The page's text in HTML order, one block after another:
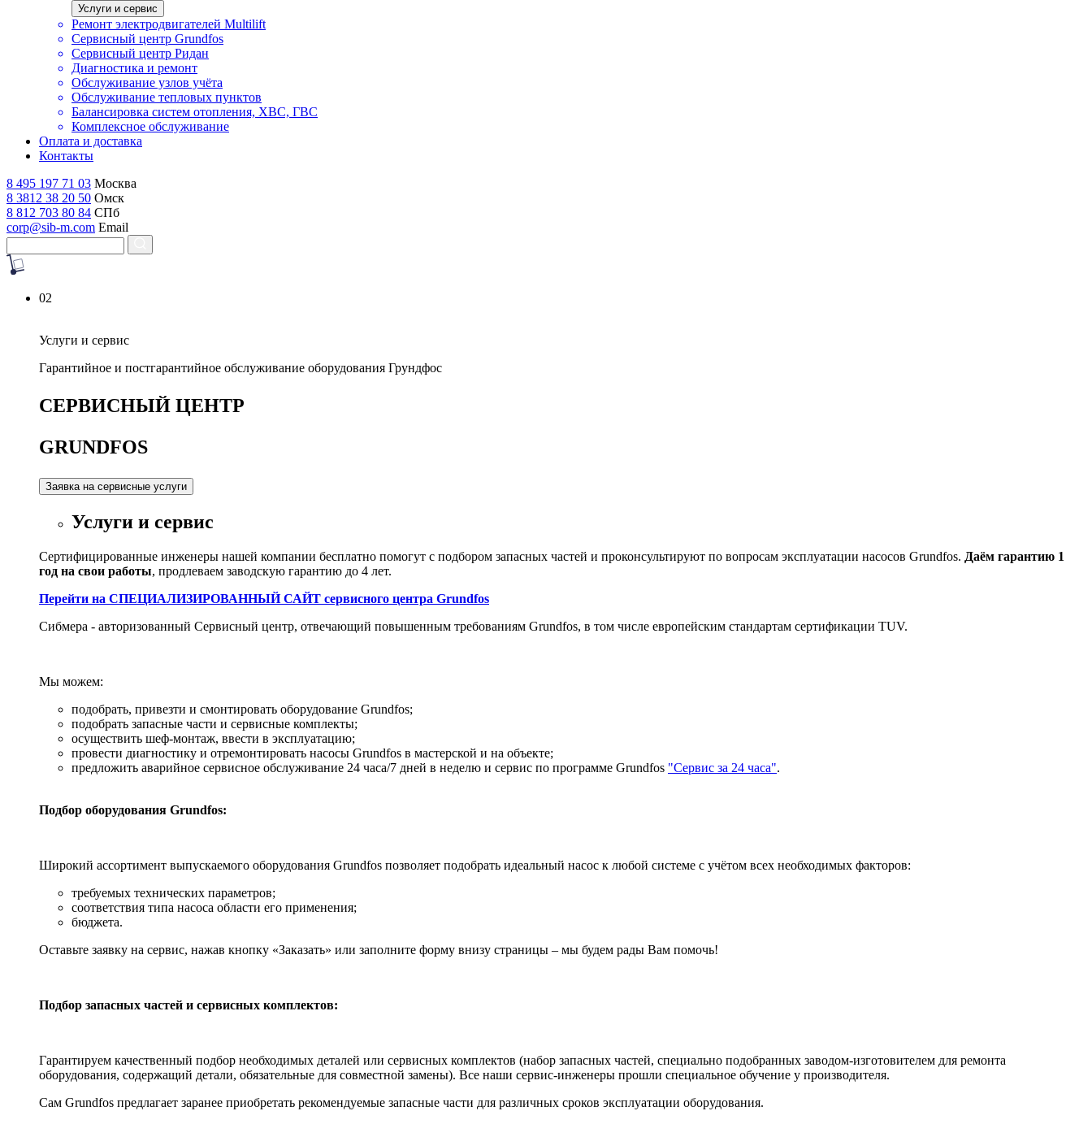
Услуги и сервис
Ремонт электродвигателей Multilift
Сервисный центр Grundfos
Сервисный центр Ридан
Диагностика и ремонт
Обслуживание узлов учёта
Обслуживание тепловых пунктов
Балансировка систем отопления, ХВС, ГВС
Комплексное обслуживание
Оплата и доставка
Контакты
8 495 197 71 03 Москва
8 3812 38 20 50 Омск
8 812 703 80 84 СПб
corp@sib-m.com Email
02
Услуги и сервис
Гарантийное и постгарантийное обслуживание оборудования Грундфос
СЕРВИСНЫЙ ЦЕНТР
GRUNDFOS
Заявка на сервисные услуги
Услуги и сервис
Сертифицированные инженеры нашей компании бесплатно помогут с подбором запасных частей и проконсультируют по вопросам эксплуатации насосов Grundfos. Даём гарантию 1
год на свои работы, продлеваем заводскую гарантию до 4 лет.
Перейти на СПЕЦИАЛИЗИРОВАННЫЙ САЙТ сервисного центра Grundfos
Сибмера - авторизованный Сервисный центр, отвечающий повышенным требованиям Grundfos, в том числе европейским стандартам сертификации TUV.
Мы можем:
подобрать, привезти и смонтировать оборудование Grundfos;
подобрать запасные части и сервисные комплекты;
осуществить шеф-монтаж, ввести в эксплуатацию;
провести диагностику и отремонтировать насосы Grundfos в мастерской и на объекте;
предложить аварийное сервисное обслуживание 24 часа/7 дней в неделю и сервис по программе Grundfos "Сервис за 24 часа".
Подбор оборудования Grundfos:
Широкий ассортимент выпускаемого оборудования Grundfos позволяет подобрать идеальный насос к любой системе с учётом всех необходимых факторов:
требуемых технических параметров;
соответствия типа насоса области его применения;
бюджета.
Оставьте заявку на сервис, нажав кнопку «Заказать» или заполните форму внизу страницы – мы будем рады Вам помочь!
Подбор запасных частей и сервисных комплектов:
Гарантируем качественный подбор необходимых деталей или сервисных комплектов (набор запасных частей, специально подобранных заводом-изготовителем для ремонта
оборудования, содержащий детали, обязательные для совместной замены). Все наши сервис-инженеры прошли специальное обучение у производителя.
Сам Grundfos предлагает заранее приобретать рекомендуемые запасные части для различных сроков эксплуатации оборудования.